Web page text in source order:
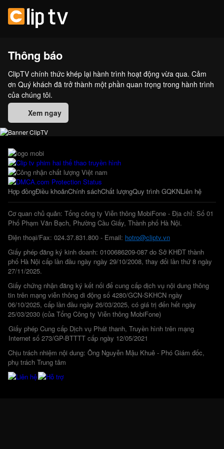
Thông báo
ClipTV chính thức khép lại hành trình hoạt động vừa qua. Cảm
ơn Quý khách đã trở thành một phần quan trọng trong hành trình
của chúng tôi.
Xem ngay
Hợp đồngĐiều khoảnChính sáchChất lượngQuy trình GQKNLiên hệ
Cơ quan chủ quản: Tổng công ty Viễn thông MobiFone - Địa chỉ: Số 01
Phố Phạm Văn Bạch, Phường Cầu Giấy, Thành phố Hà Nội.
Điện thoại/Fax: 024.37.831.800 - Email: hotro@cliptv.vn
Giấy phép đăng ký kinh doanh: 0100686209-087 do Sở KHĐT thành
phố Hà Nội cấp lần đầu ngày ngày 29/10/2008, thay đổi lần thứ 8 ngày
27/11/2025.
Giấy chứng nhận đăng ký kết nối để cung cấp dịch vụ nội dung thông
tin trên mạng viễn thông di động số 4280/GCN-SKHCN ngày
06/10/2025, cấp lần đầu ngày 26/03/2025, có giá trị đến hết ngày
25/03/2030 (của Tổng Công ty Viễn thông MobiFone)
Giấy phép Cung cấp Dịch vụ Phát thanh, Truyền hình trên mạng
Internet số 273/GP-BTTTT cấp ngày 12/05/2021
Chịu trách nhiệm nội dung: Ông Nguyễn Mậu Khuê - Phó Giám đốc,
phụ trách Trung tâm